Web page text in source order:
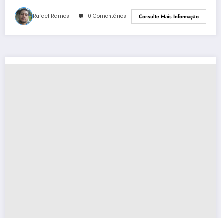
Rafael Ramos 0 Comentários Consulte Mais Informação